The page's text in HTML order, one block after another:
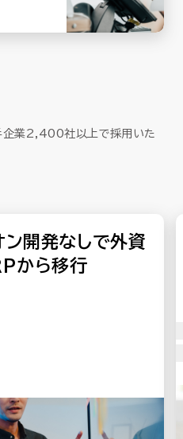
企業2,400社以上で採用いた
、情報一元化によ